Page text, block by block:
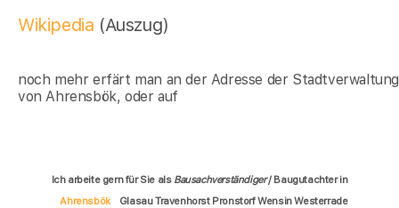
Wikipedia (Auszug)
noch mehr erfärt man an der Adresse der Stadtverwaltung
von Ahrensbök, oder auf
Ich arbeite gern für Sie als Bausachverständiger/ Baugutachter in
Ahrensbök
Glasau Travenhorst Pronstorf Wensin Westerrade